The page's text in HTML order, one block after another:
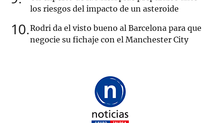
los riesgos del impacto de un asteroide
10 Rodri da el visto bueno al Barcelona para que
negocie su fichaje con el Manchester City